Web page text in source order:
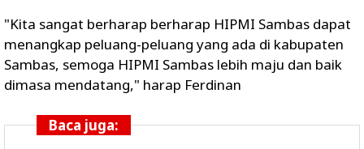
"Kita sangat berharap berharap HIPMI Sambas dapat
menangkap peluang-peluang yang ada di kabupaten
Sambas, semoga HIPMI Sambas lebih maju dan baik
dimasa mendatang," harap Ferdinan
Baca juga: